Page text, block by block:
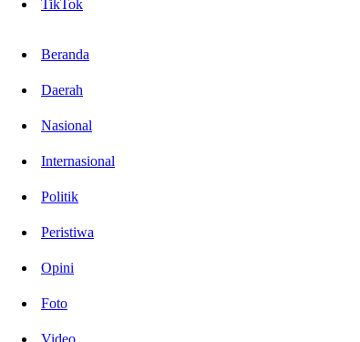
TikTok
Beranda
Daerah
Nasional
Internasional
Politik
Peristiwa
Opini
Foto